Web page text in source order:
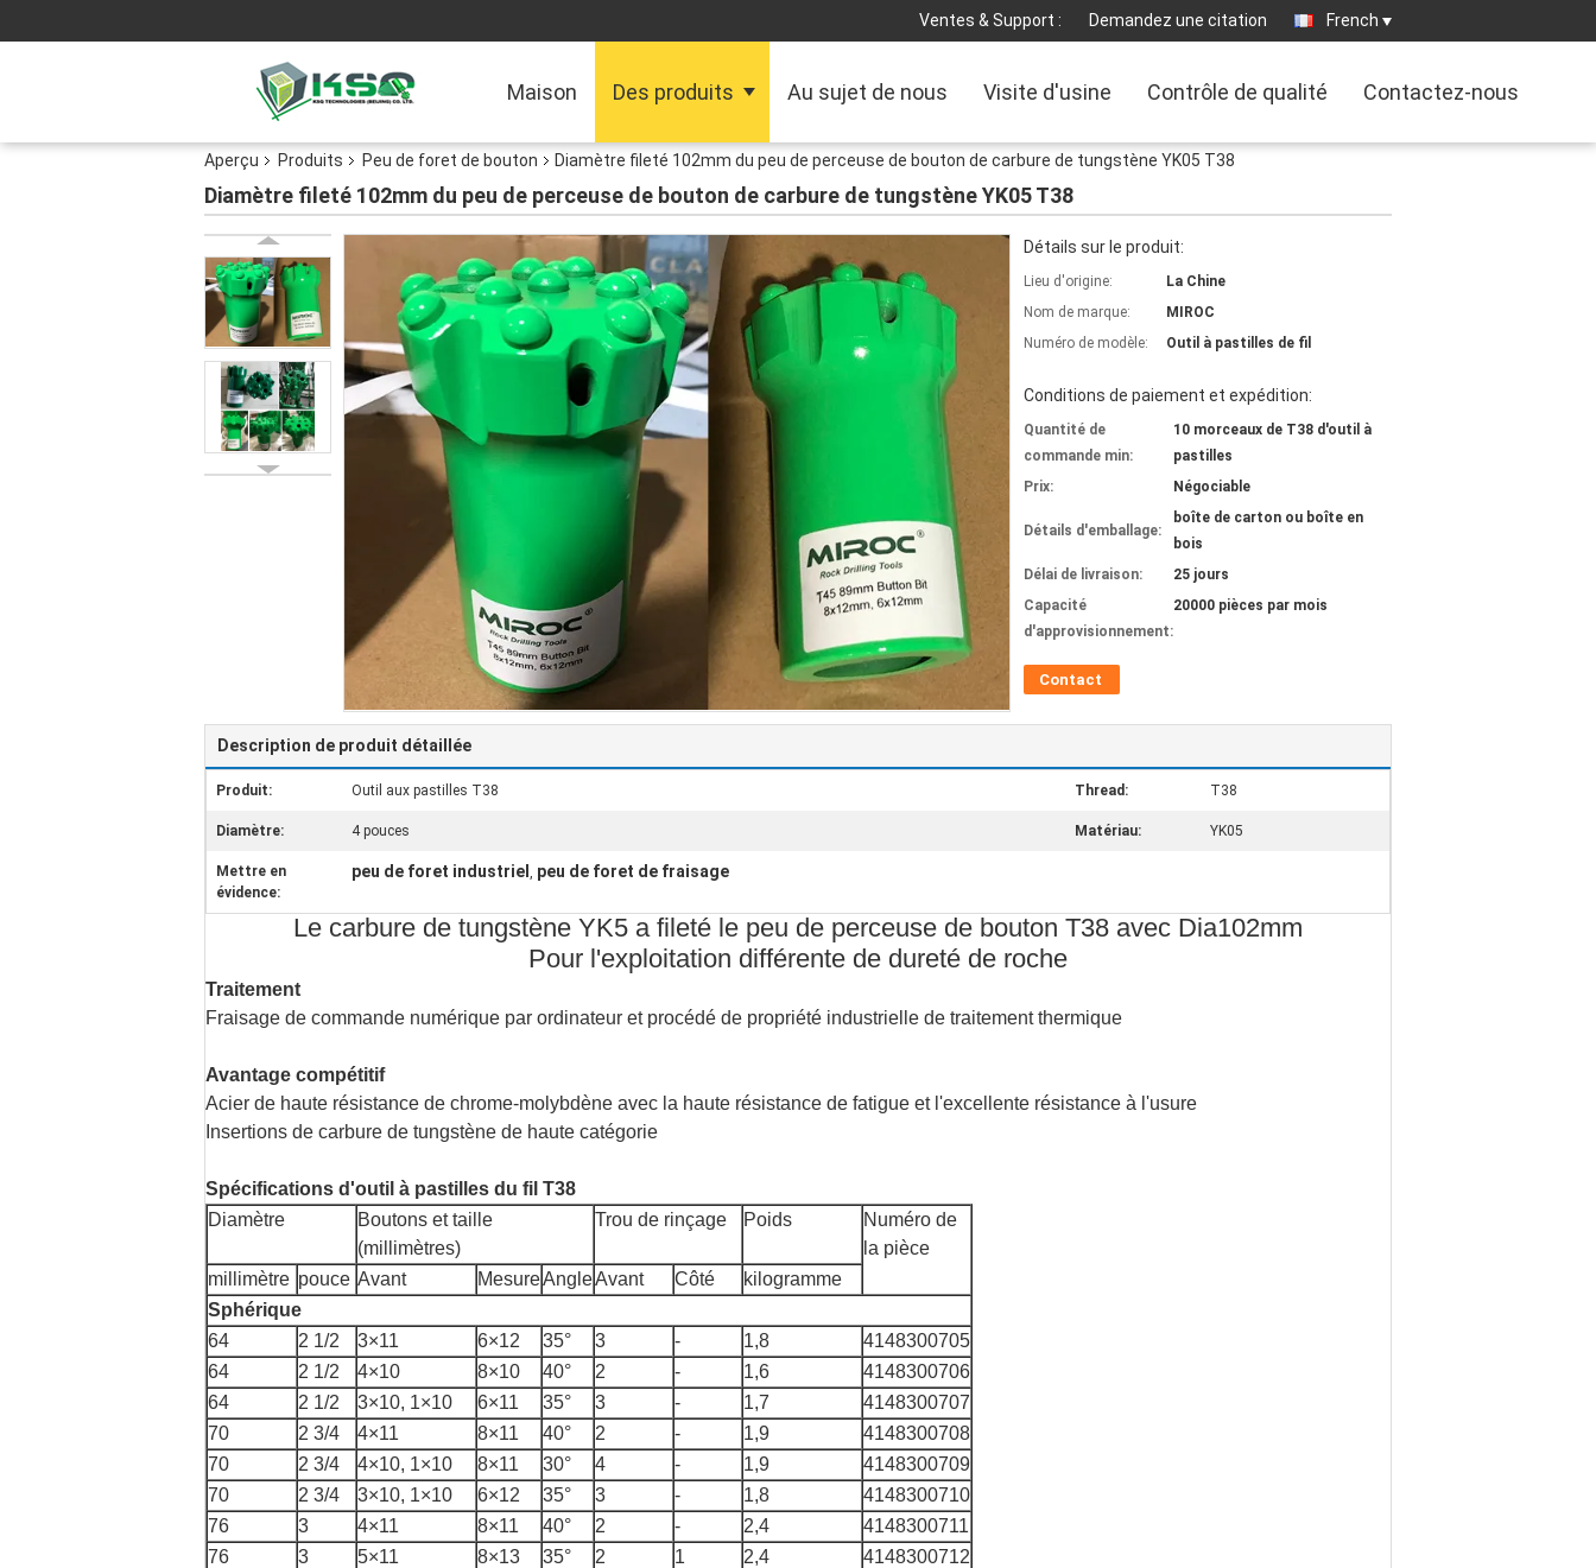
Ventes & Support : Demandez une citation French
Maison Des produits Au sujet de nous Visite d'usine Contrôle de qualité Contactez-nous
Aperçu Produits Peu de foret de bouton Diamètre fileté 102mm du peu de perceuse de bouton de carbure de tungstène YK05 T38
Diamètre fileté 102mm du peu de perceuse de bouton de carbure de tungstène YK05 T38
Détails sur le produit:
Lieu d'origine:
La Chine
Nom de marque:
MIROC
Numéro de modèle:
Outil à pastilles de fil
Conditions de paiement et expédition:
Quantité de
commande min:
10 morceaux de T38 d'outil à
pastilles
Prix:
Négociable
Détails d'emballage:
boîte de carton ou boîte en
bois
Délai de livraison:
25 jours
Capacité
d'approvisionnement:
20000 pièces par mois
Contact
Description de produit détaillée
Produit: Outil aux pastilles T38 Thread: T38
Diamètre: 4 pouces Matériau: YK05
Mettre en
évidence:
peu de foret industriel , peu de foret de fraisage
Le carbure de tungstène YK5 a fileté le peu de perceuse de bouton T38 avec Dia102mm
Pour l'exploitation différente de dureté de roche
Traitement
Fraisage de commande numérique par ordinateur et procédé de propriété industrielle de traitement thermique
Avantage compétitif
Acier de haute résistance de chrome-molybdène avec la haute résistance de fatigue et l'excellente résistance à l'usure
Insertions de carbure de tungstène de haute catégorie
Spécifications d'outil à pastilles du fil T38
Diamètre
Boutons et taille
(millimètres)
Trou de rinçage Poids
Numéro de
la pièce
millimètre pouce Avant MesureAngleAvant Côté
kilogramme
Sphérique
64
2 1/2 3×11 6×12 35° 3 - 1,8
4148300705
64
2 1/2 4×10 8×10 40° 2 - 1,6
4148300706
64
2 1/2 3×10, 1×10 6×11 35° 3 - 1,7
4148300707
70
2 3/4 4×11 8×11 40° 2 - 1,9
4148300708
70
2 3/4 4×10, 1×10 8×11 30° 4 - 1,9
4148300709
70
2 3/4 3×10, 1×10 6×12 35° 3 - 1,8
4148300710
76
3 4×11 8×11 40° 2 - 2,4
4148300711
76
3 5×11 8×13 35° 2 1 2,4
4148300712